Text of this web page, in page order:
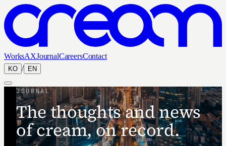
WorksAXJournalCareersContact
KO / EN
JOURNAL
The thoughts and news
of cream, on record.